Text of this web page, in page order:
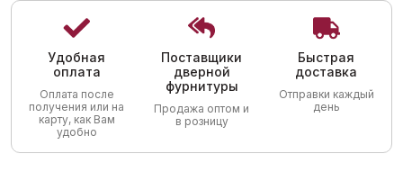
сатин
1000*1200
шт.)
Удобная
оплата
Оплата после
получения или на
карту, как Вам
удобно
Поставщики
дверной
фурнитуры
Продажа оптом и
в розницу
Быстрая
доставка
Отправки каждый
день